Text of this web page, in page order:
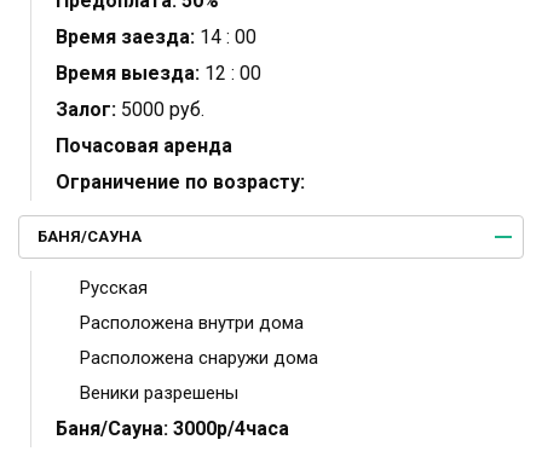
Время заезда: 14 : 00
Время выезда: 12 : 00
Залог: 5000 руб.
Почасовая аренда
Ограничение по возрасту:
БАНЯ/САУНА
Русская
Расположена внутри дома
Расположена снаружи дома
Веники разрешены
Баня/Сауна: 3000р/4часа